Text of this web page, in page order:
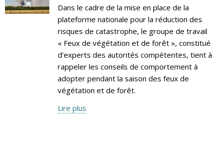
Dans le cadre de la mise en place de la
plateforme nationale pour la réduction des
risques de catastrophe, le groupe de travail
« Feux de végétation et de forêt », constitué
d’experts des autorités compétentes, tient à
rappeler les conseils de comportement à
adopter pendant la saison des feux de
végétation et de forêt.
Lire plus